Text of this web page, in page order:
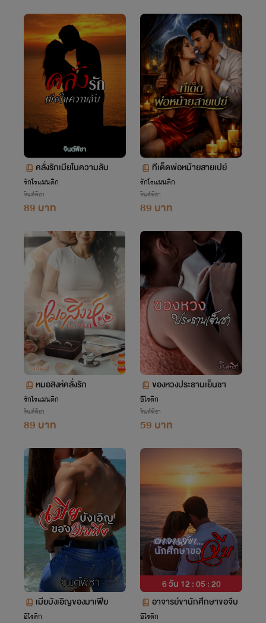
คลั่งรักเมียในความลับ
รักโรแมนติก
จินต์พิชา
89 บาท
ทีเด็ดพ่อหม้ายสายเปย์
รักโรแมนติก
จินต์พิชา
89 บาท
หมอสิงห์คลั่งรัก
รักโรแมนติก
จินต์พิชา
89 บาท
ของหวงประธานเย็นชา
อีโรติก
จินต์พิชา
59 บาท
เมียบังเอิญของมาเฟีย
อีโรติก
6 วัน 12 : 05 : 19
อาจารย์ขานักศึกษาขอจีบ
อีโรติก